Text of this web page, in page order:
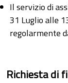
Il servizio di
31 Luglio alle
regolarmente
Richiesta di